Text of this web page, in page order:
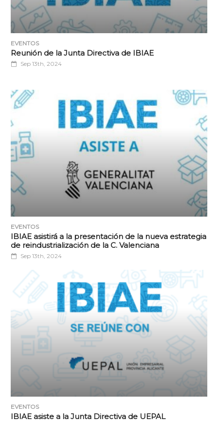
EVENTOS
Reunión de la Junta Directiva de IBIAE
Sep 13th, 2024
EVENTOS
IBIAE asistirá a la presentación de la nueva estrategia
de reindustrialización de la C. Valenciana
Sep 13th, 2024
EVENTOS
IBIAE asiste a la Junta Directiva de UEPAL